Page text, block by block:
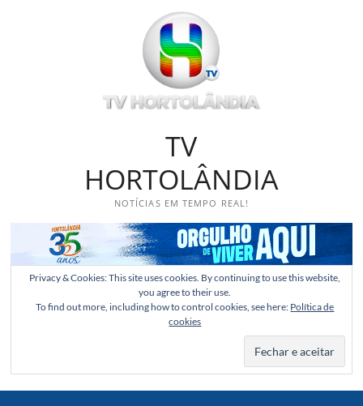
TV
HORTOLÂNDIA
NOTÍCIAS EM TEMPO REAL!
Privacy & Cookies: This site uses cookies. By continuing to use this website,
you agree to their use.
To find out more, including how to control cookies, see here: Política de
cookies